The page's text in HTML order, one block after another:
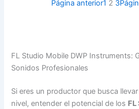
Página anterior1 2 3
FL Studio Mobile DWP Instruments:
Sonidos Profesionales
Si eres un productor que busca
nivel, entender el potencial de los FL